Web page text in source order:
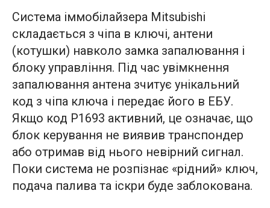
Система іммобілайзера Mitsubishi
складається з чіпа в ключі, антени
(котушки) навколо замка запалювання і
блоку управління. Під час увімкнення
запалювання антена зчитує унікальний
код з чіпа ключа і передає його в ЕБУ.
Якщо код P1693 активний, це означає, що
блок керування не виявив транспондер
або отримав від нього невірний сигнал.
Поки система не розпізнає «рідний» ключ,
подача палива та іскри буде заблокована.